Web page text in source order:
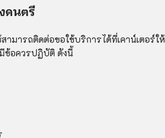
ดนตรี
มารถติดต่อขอใช้บริการได้ที่เคาน์เตอร์ให้
ข้อควรปฏิบัติ ดังนี้